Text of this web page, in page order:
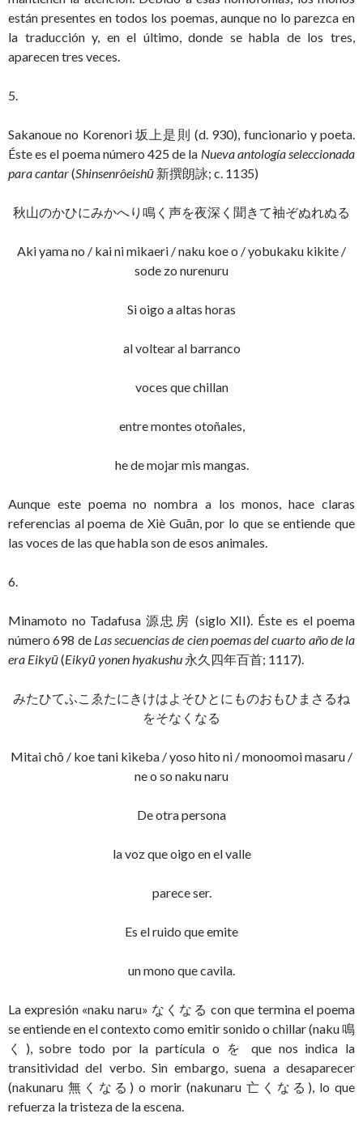
están presentes en todos los poemas, aunque no lo parezca en
la traducción y, en el último, donde se habla de los tres,
aparecen tres veces.
5.
Sakanoue no Korenori 坂上是則 (d. 930), funcionario y poeta.
Éste es el poema número 425 de la Nueva antología seleccionada
para cantar(Shinsenrôeishū 新撰朗詠; c. 1135)
秋山のかひにみかへり鳴く声を夜深く聞きて袖ぞぬれぬる
Aki yama no / kai ni mikaeri / naku koe o / yobukaku kikite /
sode zo nurenuru
Si oigo a altas horas
al voltear al barranco
voces que chillan
entre montes otoñales,
he de mojar mis mangas.
Aunque este poema no nombra a los monos, hace claras
referencias al poema de Xiè Guān, por lo que se entiende que
las voces de las que habla son de esos animales.
6.
Minamoto no Tadafusa 源忠房 (siglo XII). Éste es el poema
número 698 de Las secuencias de cien poemas del cuarto año de la
era Eikyū(Eikyū yonen hyakushu 永久四年百首; 1117).
みたひてふこゑたにきけはよそひとにものおもひまさるね
をそなくなる
Mitai chô / koe tani kikeba / yoso hito ni / monoomoi masaru /
ne o so naku naru
De otra persona
la voz que oigo en el valle
parece ser.
Es el ruido que emite
un mono que cavila.
La expresión «naku naru» なくなる con que termina el poema
se entiende en el contexto como emitir sonido o chillar (naku 鳴
く), sobre todo por la partícula o を que nos indica la
transitividad del verbo. Sin embargo, suena a desaparecer
(nakunaru 無くなる) o morir (nakunaru 亡くなる), lo que
refuerza la tristeza de la escena.